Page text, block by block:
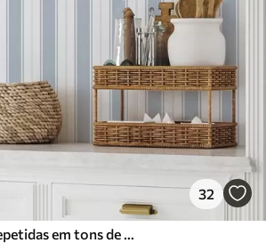
32
Versão com riscas repetidas em tons de cinzento-azul